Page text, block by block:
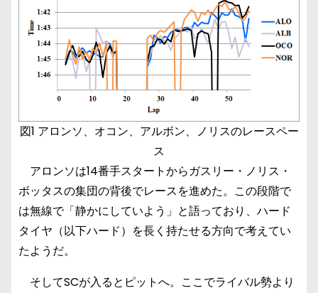
図1 アロンソ、オコン、アルボン、ノリスのレースペー
ス
アロンソは14番手スタートからガスリー・ノリス・
ボッタスの集団の背後でレースを進めた。この段階で
は無線で「静かにしていよう」と語っており、ハード
タイヤ（以下ハード）を長く持たせる方向で考えてい
たようだ。
そしてSCが入るとピットへ。ここでライバル勢より